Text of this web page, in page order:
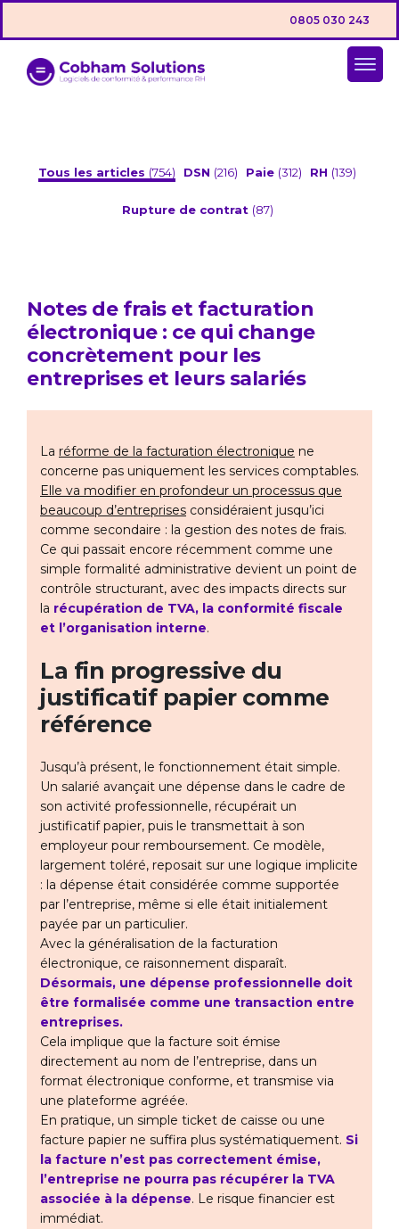
0805 030 243
Tous les articles (754) DSN (216) Paie (312) RH (139)
Rupture de contrat (87)
Notes de frais et facturation
électronique : ce qui change
concrètement pour les
entreprises et leurs salariés
La réforme de la facturation électronique ne
concerne pas uniquement les services comptables.
Elle va modifier en profondeur un processus que
beaucoup d’entreprises considéraient jusqu’ici
comme secondaire : la gestion des notes de frais.
Ce qui passait encore récemment comme une
simple formalité administrative devient un point de
contrôle structurant, avec des impacts directs sur
la récupération de TVA, la conformité fiscale
et l’organisation interne.
La fin progressive du
justificatif papier comme
référence
Jusqu’à présent, le fonctionnement était simple.
Un salarié avançait une dépense dans le cadre de
son activité professionnelle, récupérait un
justificatif papier, puis le transmettait à son
employeur pour remboursement. Ce modèle,
largement toléré, reposait sur une logique implicite
: la dépense était considérée comme supportée
par l’entreprise, même si elle était initialement
payée par un particulier.
Avec la généralisation de la facturation
électronique, ce raisonnement disparaît.
Désormais, une dépense professionnelle doit
être formalisée comme une transaction entre
entreprises.
Cela implique que la facture soit émise
directement au nom de l’entreprise, dans un
format électronique conforme, et transmise via
une plateforme agréée.
En pratique, un simple ticket de caisse ou une
facture papier ne suffira plus systématiquement. Si
la facture n’est pas correctement émise,
l’entreprise ne pourra pas récupérer la TVA
associée à la dépense. Le risque financier est
immédiat.